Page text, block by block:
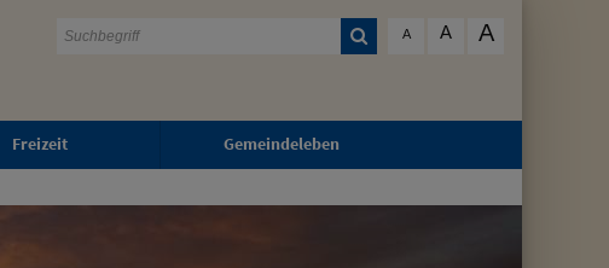
A A A
Freizeit Gemeindeleben